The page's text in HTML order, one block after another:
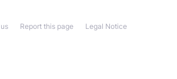
Legal Notice
Report this page